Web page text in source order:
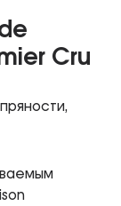
Cru